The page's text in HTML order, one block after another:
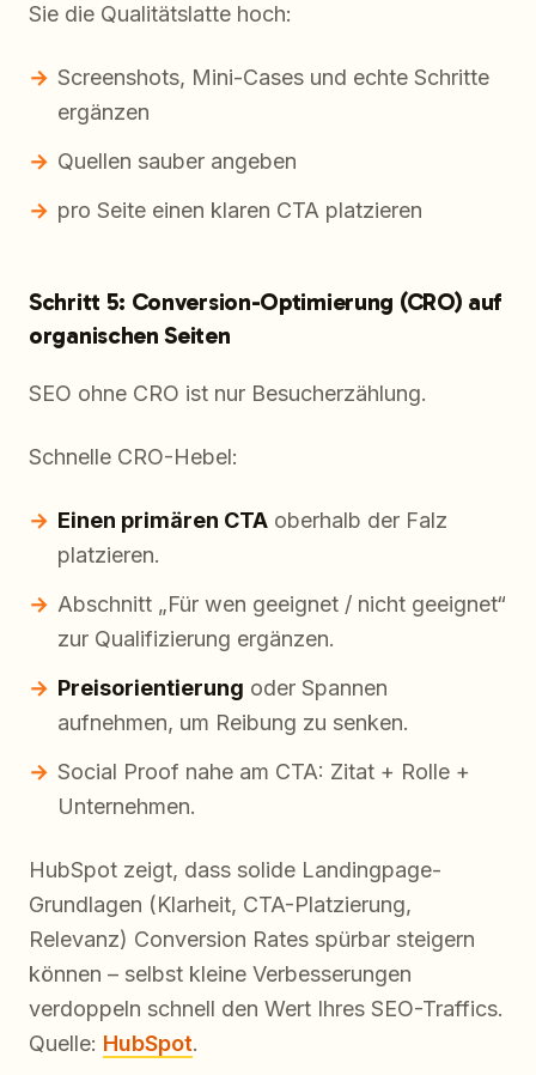
Sie die Qualitätslatte hoch:
Screenshots, Mini-Cases und echte Schritte
ergänzen
Quellen sauber angeben
pro Seite einen klaren CTA platzieren
Schritt 5: Conversion-Optimierung (CRO) auf
organischen Seiten
SEO ohne CRO ist nur Besucherzählung.
Schnelle CRO-Hebel:
Einen primären CTA oberhalb der Falz
platzieren.
Abschnitt „Für wen geeignet / nicht geeignet“
zur Qualifizierung ergänzen.
Preisorientierung oder Spannen
aufnehmen, um Reibung zu senken.
Social Proof nahe am CTA: Zitat + Rolle +
Unternehmen.
HubSpot zeigt, dass solide Landingpage-
Grundlagen (Klarheit, CTA-Platzierung,
Relevanz) Conversion Rates spürbar steigern
können – selbst kleine Verbesserungen
verdoppeln schnell den Wert Ihres SEO-Traffics.
Quelle: HubSpot.